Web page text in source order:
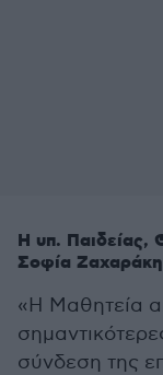
Η υπ. Παιδείας,
Σοφία
«Η Μαθητεία
σύνδεση της